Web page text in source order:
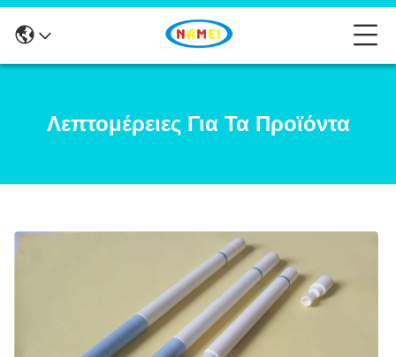
Λεπτομέρειες Για Τα Προϊόντα